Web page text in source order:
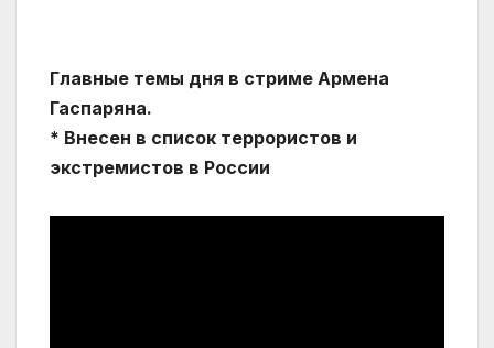
Главные темы дня в стриме Армена
Гаспаряна.
* Внесен в список террористов и
экстремистов в России